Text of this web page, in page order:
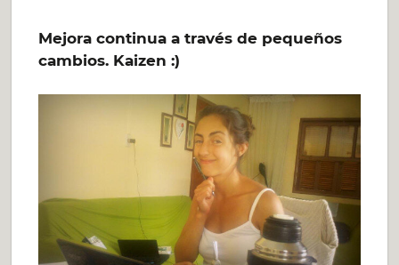
Mejora continua a través de pequeños
cambios. Kaizen :)